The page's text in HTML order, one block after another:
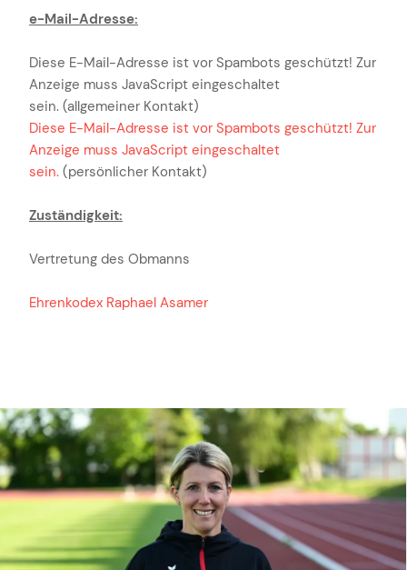
e-Mail-Adresse:
Diese E-Mail-Adresse ist vor Spambots geschützt! Zur
Anzeige muss JavaScript eingeschaltet
sein. (allgemeiner Kontakt)
Diese E-Mail-Adresse ist vor Spambots geschützt! Zur
Anzeige muss JavaScript eingeschaltet
sein. (persönlicher Kontakt)
Zuständigkeit:
Vertretung des Obmanns
Ehrenkodex Raphael Asamer